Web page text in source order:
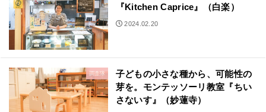
『Kitchen Caprice』（白楽）
2024.02.20
調査隊
子どもの小さな種から、可能性の
芽を。モンテッソーリ教室『ちい
さないす』（妙蓮寺）